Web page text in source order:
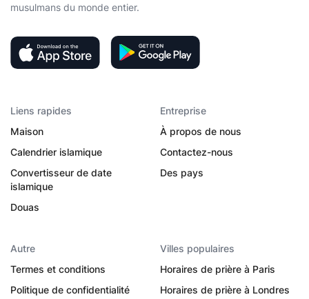
musulmans du monde entier.
Liens rapides
Maison
Calendrier islamique
Convertisseur de date
islamique
Douas
Entreprise
À propos de nous
Contactez-nous
Des pays
Autre
Termes et conditions
Politique de confidentialité
Villes populaires
Horaires de prière à Paris
Horaires de prière à Londres